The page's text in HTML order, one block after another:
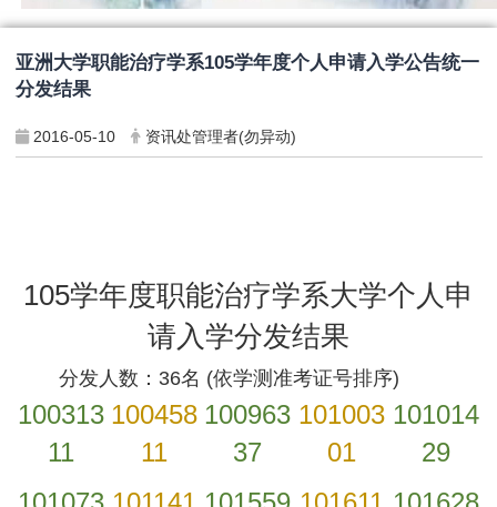
亚洲大学职能治疗学系105学年度个人申请入学公告统一
分发结果
2016-05-10 资讯处管理者(勿异动)
105学年度职能治疗学系大学个人申
请入学分发结果
分发人数：36名 (依学测准考证号排序)
100313
11
100458
11
100963
37
101003
01
101014
29